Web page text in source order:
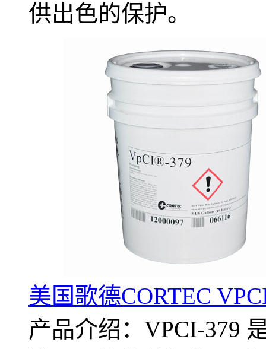
供出色的保护。
美国歌德CORTEC
产品介绍：VPCI-379